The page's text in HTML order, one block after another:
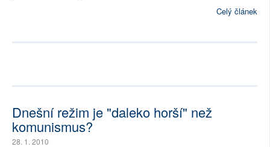
Celý článek
Dnešní režim je "daleko horší" než
komunismus?
28. 1. 2010